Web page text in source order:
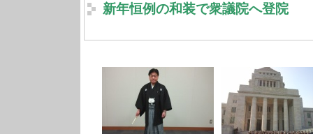
新年恒例の和装で衆議院へ登院